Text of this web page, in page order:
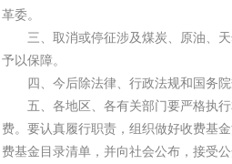
革委。
三、取消或停征涉及煤炭、原油、天
予以保障。
四、今后除法律、行政法规和国务院
五、各地区、各有关部门要严格执行
费。要认真履行职责，组织做好收费基
费基金目录清单，并向社会公布，接受